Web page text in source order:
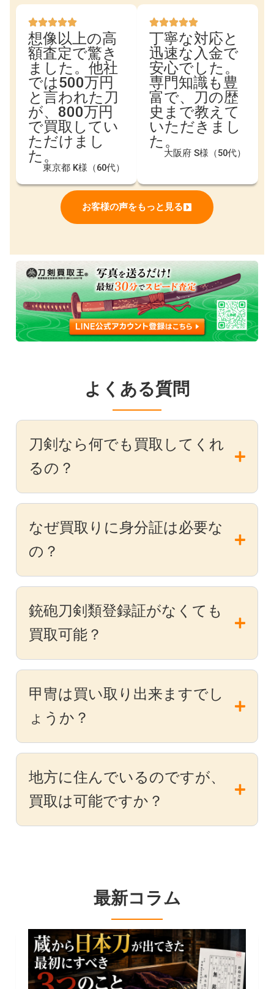
想像以上の高
額査定で驚き
ました。他社
では500万円
と言われた刀
が、800万円
で買取してい
ただけまし
た。
東京都 K様（60代）
丁寧な対応と
迅速な入金で
安心でした。
専門知識も豊
富で、刀の歴
史まで教えて
いただきまし
た。
大阪府 S様（50代）
お客様の声をもっと見る
よくある質問
刀剣なら何でも買取してくれ
るの？
なぜ買取りに身分証は必要な
の？
銃砲刀剣類登録証がなくても
買取可能？
甲冑は買い取り出来ますでし
ょうか？
地方に住んでいるのですが、
買取は可能ですか？
最新コラム